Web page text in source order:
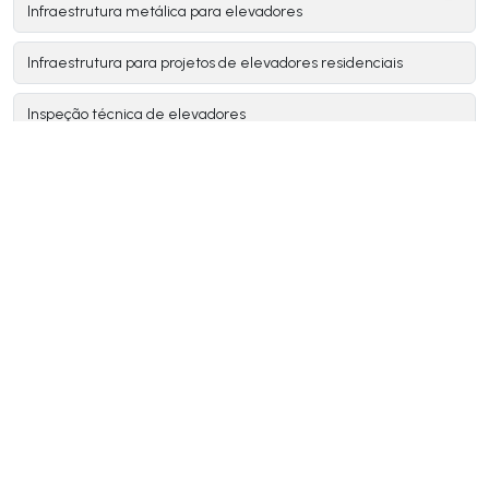
Infraestrutura metálica para elevadores
Infraestrutura para projetos de elevadores residenciais
Inspeção técnica de elevadores